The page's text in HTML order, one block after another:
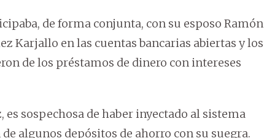
de forma conjunta, con su esposo Ramón
Karjallo en las cuentas bancarias abiertas y los
de los préstamos de dinero con intereses
sospechosa de haber inyectado al sistema
algunos depósitos de ahorro con su suegra.